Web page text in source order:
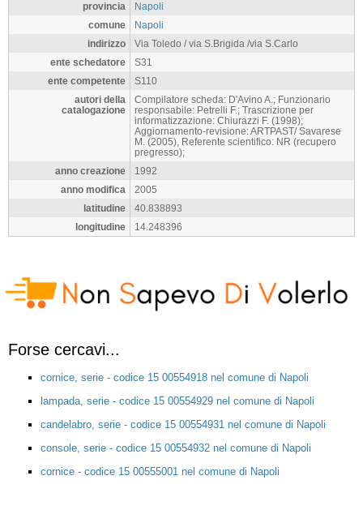
provincia
Napoli
comune
Napoli
indirizzo
Via Toledo / via S.Brigida /via S.Carlo
ente schedatore
S31
ente competente
S110
autori della
catalogazione
Compilatore scheda: D'Avino A.; Funzionario
responsabile: Petrelli F.; Trascrizione per
informatizzazione: Chiurazzi F. (1998);
Aggiornamento-revisione: ARTPAST/ Savarese
M. (2005), Referente scientifico: NR (recupero
pregresso);
anno creazione
1992
anno modifica
2005
latitudine
40.838893
longitudine
14.248396
Forse cercavi...
cornice, serie - codice 15 00554918 nel comune di Napoli
lampada, serie - codice 15 00554929 nel comune di Napoli
candelabro, serie - codice 15 00554931 nel comune di Napoli
console, serie - codice 15 00554932 nel comune di Napoli
cornice - codice 15 00555001 nel comune di Napoli